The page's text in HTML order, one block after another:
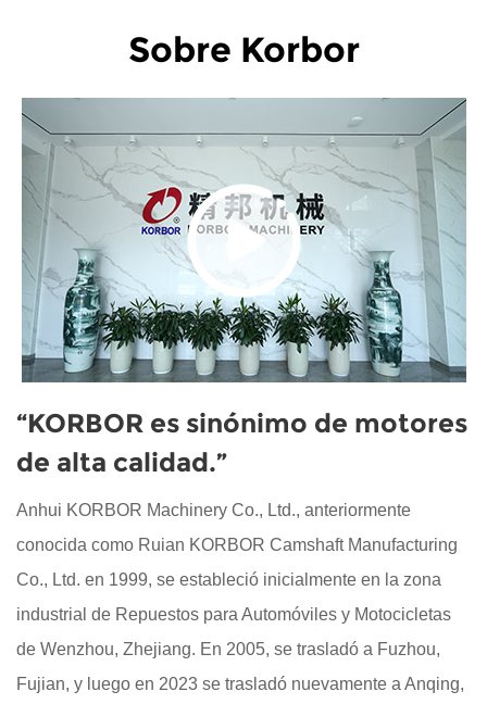
Sobre Korbor
“KORBOR es sinónimo de motores
de alta calidad.”
Anhui KORBOR Machinery Co., Ltd., anteriormente
conocida como Ruian KORBOR Camshaft Manufacturing
Co., Ltd. en 1999, se estableció inicialmente en la zona
industrial de Repuestos para Automóviles y Motocicletas
de Wenzhou, Zhejiang. En 2005, se trasladó a Fuzhou,
Fujian, y luego en 2023 se trasladó nuevamente a Anqing,